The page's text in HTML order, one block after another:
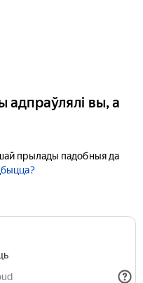
адпраўлялі вы, а
прылады падобныя да